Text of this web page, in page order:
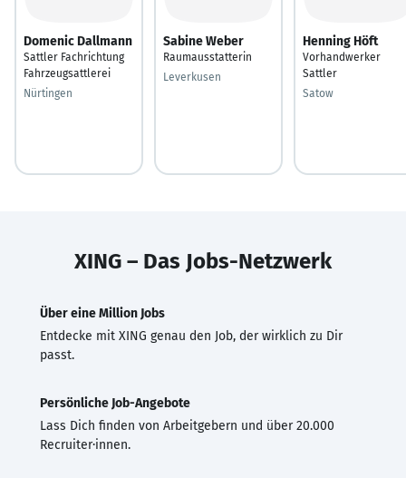
Domenic Dallmann
Sattler Fachrichtung
Fahrzeugsattlerei
Nürtingen
Sabine Weber
Raumausstatterin
Leverkusen
Henning Höft
Vorhandwerker
Sattler
Satow
XING – Das Jobs-Netzwerk
Über eine Million Jobs
Entdecke mit XING genau den Job, der wirklich zu Dir
passt.
Persönliche Job-Angebote
Lass Dich finden von Arbeitgebern und über 20.000
Recruiter·innen.